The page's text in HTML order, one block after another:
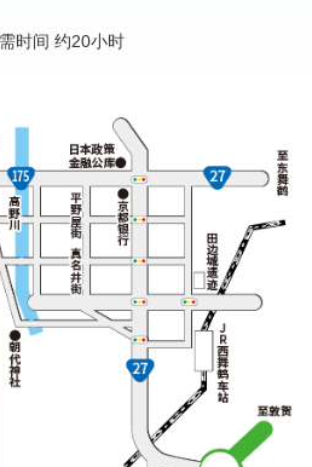
时间 约20小时